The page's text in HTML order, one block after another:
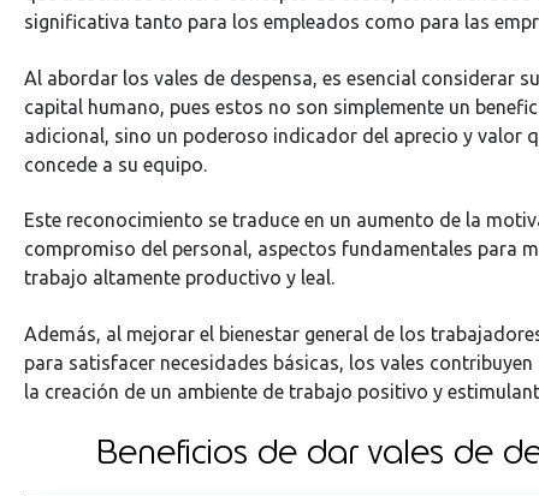
significativa tanto para los empleados como para las
Al abordar los vales de despensa, es esencial considerar
capital humano, pues estos no son simplemente un
adicional, sino un poderoso indicador del aprecio y valor
concede a su equipo.
Este reconocimiento se traduce en un aumento de la
compromiso del personal, aspectos fundamentales para
trabajo altamente productivo y leal.
Además, al mejorar el bienestar general de los
para satisfacer necesidades básicas, los vales
la creación de un ambiente de trabajo positivo y
Beneficios de dar vales de